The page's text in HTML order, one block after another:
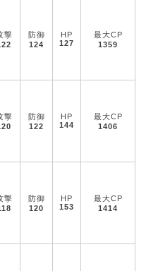
撃
防御
124
HP
127
最大CP
1359
撃
防御
122
HP
144
最大CP
1406
撃
防御
120
HP
153
最大CP
1414